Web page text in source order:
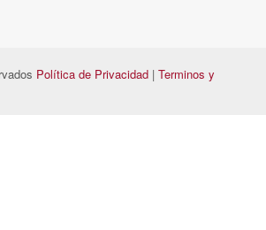
Política de Privacidad | Terminos y